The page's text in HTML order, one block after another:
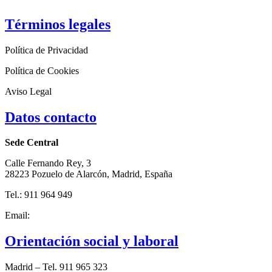
Términos legales
Política de Privacidad
Política de Cookies
Aviso Legal
Datos contacto
Sede Central
Calle Fernando Rey, 3
28223 Pozuelo de Alarcón, Madrid, España
Tel.: 911 964 949
Email:
Orientación social y laboral
Madrid – Tel. 911 965 323